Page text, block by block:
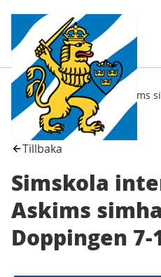
Möten /
Simskola intensivkurs, Askims
Tillbaka
Simskola
Askims
Doppingen 7-